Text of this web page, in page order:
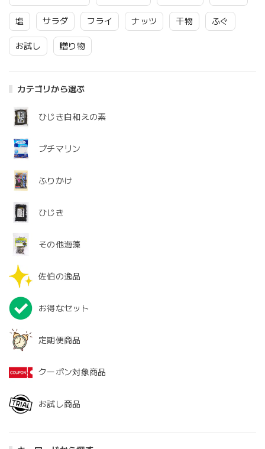
塩 サラダ フライ ナッツ 干物 ふぐ
お試し 贈り物
カテゴリから選ぶ
ひじき白和えの素
プチマリン
ふりかけ
ひじき
その他海藻
佐伯の逸品
お得なセット
定期便商品
クーポン対象商品
お試し商品